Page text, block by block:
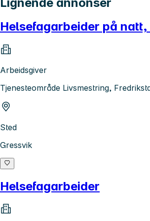
Helsefagarbeider på
Arbeidsgiver
Tjenesteområde Livsmestring,
Sted
Gressvik
Helsefagarbeider